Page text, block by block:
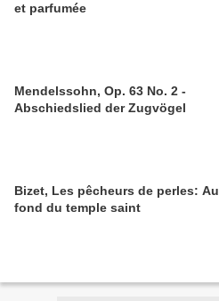
et parfumée
Mendelssohn, Op. 63 No. 2 -
Abschiedslied der Zugvögel
Bizet, Les pêcheurs de perles: Au
fond du temple saint